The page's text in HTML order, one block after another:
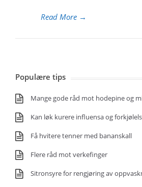
Read More →
Populære tips
Mange gode råd mot hodepine og
Kan løk kurere influensa og
Få hvitere tenner med bananskall
Flere råd mot verkefinger
Sitronsyre for rengjøring av